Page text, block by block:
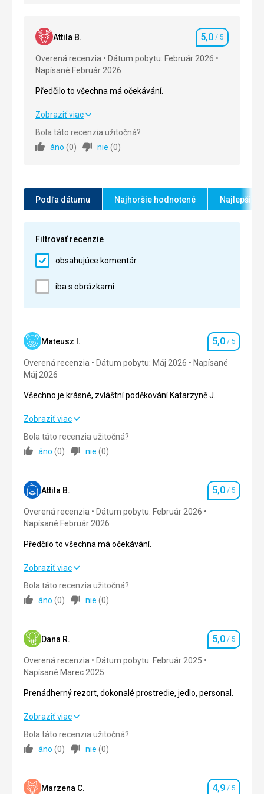
Služby 5,0/ 5
Cena
Attila B. Hodnotenie
5,0 / 5
Overená recenzia
Dátum pobytu: Február 2026
Napísané Február 2026
Předčilo to všechna má očekávání.
Předčilo to všechna má očekávání.
Strava
Služby 5,0/ 5
Pláž
Krásný bílý písek. Ráj.
Krásné. Čisté. Klidné. Dokonalé.
Personál je velmi milý a pozorný. Jejich laskavost je
až přehnaná, ale to není nic, na co bych si stěžoval.
Táto recenzia bola preložená automaticky pomocou
Google Translate
Zobraziť viac
Bola táto recenzia užitočná?
áno (0) nie (0)
Podľa dátumu Najhoršie hodnotené Najlepšie
Filtrovať recenzie
obsahujúce komentár
iba s obrázkami
Mateusz I. Hodnotenie
5,0 / 5
Overená recenzia Dátum pobytu: Máj 2026
Napísané
Máj 2026
Všechno je krásné, zvláštní poděkování Katarzyně J.
Všechno je krásné, zvláštní poděkování Katarzyně J.
Strava
Okolie 5,0/ 5
Služby
Zobraziť viac
Bola táto recenzia užitočná?
áno (0) nie (0)
Attila B. Hodnotenie
5,0 / 5
Overená recenzia
Dátum pobytu: Február 2026
Napísané Február 2026
Předčilo to všechna má očekávání.
Předčilo to všechna má očekávání.
Strava
Okolie 5,0/ 5
Služby
Pláž
Krásný bílý písek. Ráj.
Strava
Ubytovanie
Zobraziť viac
Bola táto recenzia užitočná?
áno (0) nie (0)
Dana R. Hodnotenie
5,0 / 5
Overená recenzia
Dátum pobytu: Február 2025
Napísané Marec 2025
Prenádherný rezort, dokonalé prostredie, jedlo, personal.
Prenádherný rezort, dokonalé prostredie, jedlo, personal.
Strava
Okolie 5,0/ 5
Zobraziť viac
Bola táto recenzia užitočná?
áno (0) nie (0)
Marzena C. 4,9 / 5